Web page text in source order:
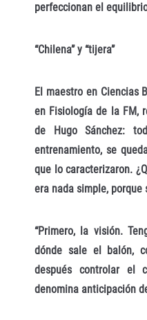
perfeccionan el
“Chilena” y “tijera”
El maestro en Ciencias
en Fisiología de la FM,
de Hugo Sánchez:
entrenamiento, se
que lo caracterizaron.
era nada simple,
“Primero, la visión.
dónde sale el balón,
después controlar el
denomina anticipación